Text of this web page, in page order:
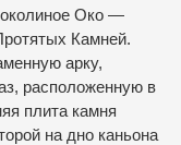
Око —
Камней.
арку,
расположенную в
плита камня
на дно каньона